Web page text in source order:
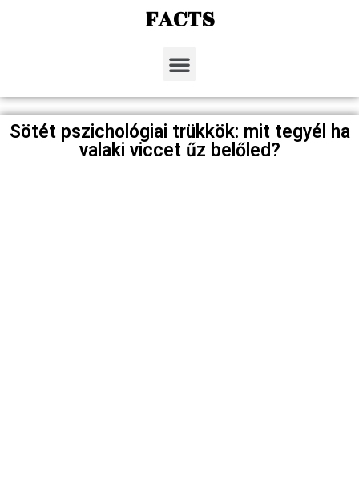
FACTS
Sötét pszichológiai trükkök: mit tegyél ha
valaki viccet űz belőled?